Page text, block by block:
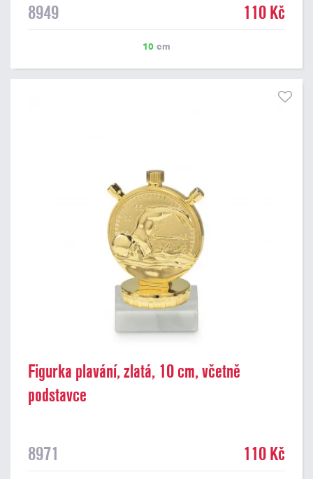
8949 110 Kč
10 cm
Figurka plavání, zlatá, 10 cm, včetně
podstavce
8971 110 Kč